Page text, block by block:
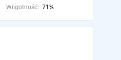
Wilgotność: 71%